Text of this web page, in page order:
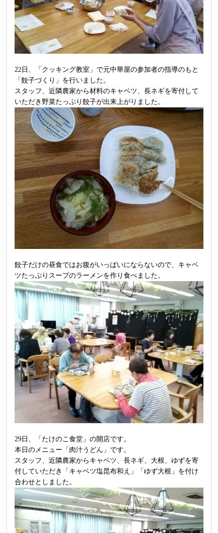
22日、「クッキング教室」で元中華屋の参加者の指導のもと
「餃子づくり」を行いました。
スタッフ、近隣農家から材料のキャベツ、長ネギを寄付して
いただき野菜たっぷり餃子が出来上がりました。
餃子だけの昼食ではお腹がいっぱいにならないので、キャベ
ツたっぷりスープのラーメンを作り食べました。
29日、「たけのこ食堂」の開店です。
本日のメニュー「肉汁うどん」です。
スタッフ、近隣農家からキャベツ、長ネギ、大根、ゆずを寄
付していただき「キャベツ塩昆布和え」「ゆず大根」を付け
合わせとしました。